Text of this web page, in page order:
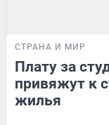
СТРАНА И МИР
Плату за
привяжут к
жилья